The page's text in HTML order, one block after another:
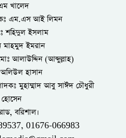
খালেদ
এম.এস আই লিমন
শহিদুল ইসলাম
মাহমুদ ইমরান
আলাউদ্দিন (আব্দুল্লাহ)
অলিউল হাসান
মুহাম্মাদ আবু সাঈদ চৌধুরী
বরিশাল।
01676-066983